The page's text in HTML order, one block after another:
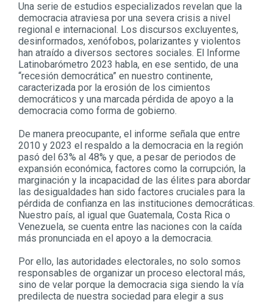
Una serie de estudios especializados revelan que la
democracia atraviesa por una severa crisis a nivel
regional e internacional. Los discursos excluyentes,
desinformados, xenófobos, polarizantes y violentos
han atraído a diversos sectores sociales. El Informe
Latinobarómetro 2023 habla, en ese sentido, de una
“recesión democrática” en nuestro continente,
caracterizada por la erosión de los cimientos
democráticos y una marcada pérdida de apoyo a la
democracia como forma de gobierno.
De manera preocupante, el informe señala que entre
2010 y 2023 el respaldo a la democracia en la región
pasó del 63% al 48% y que, a pesar de periodos de
expansión económica, factores como la corrupción, la
marginación y la incapacidad de las élites para abordar
las desigualdades han sido factores cruciales para la
pérdida de confianza en las instituciones democráticas.
Nuestro país, al igual que Guatemala, Costa Rica o
Venezuela, se cuenta entre las naciones con la caída
más pronunciada en el apoyo a la democracia.
Por ello, las autoridades electorales, no solo somos
responsables de organizar un proceso electoral más,
sino de velar porque la democracia siga siendo la vía
predilecta de nuestra sociedad para elegir a sus